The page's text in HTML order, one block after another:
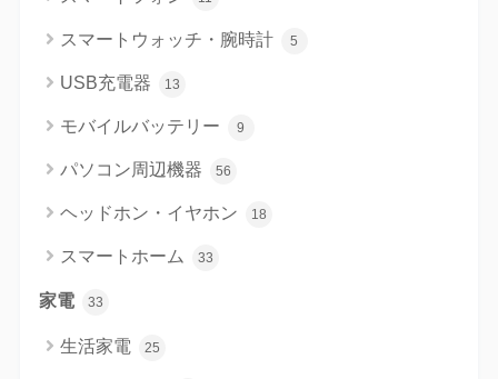
スマートウォッチ・腕時計 5
USB充電器 13
モバイルバッテリー 9
パソコン周辺機器 56
ヘッドホン・イヤホン 18
スマートホーム 33
家電 33
生活家電 25